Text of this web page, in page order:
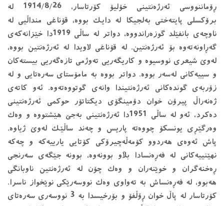
ڕۆماننووسی ئەرژەنتینی خۆلیۆ كۆرتاسار، 1914/8/26 لە
برۆكسلی پایتەختی بەلجیكا لە دایك بووە، قۆناغی منداڵیی لە
ناوچەی بانفێلد گوزەراندووە، دواتر لە ساڵی 1919دا خێزانەكەی
گەڕاونەتەوە بۆ ئەرژەنتین. لە قۆناغی لاویدا لە ئەرژەنتین بووە،
لەوێ شیعری نووسیوە و كاریگەریی تەوژمی تازەگەریی بیستەكان
و سییەكانی لەسەر بووە. دواتر بووە بە مامۆستای سەرەتایی و لە
زۆربەی گوندەكانی ئەرژەنتیندا وانەی گوتووەتەوە. ئەو کاتەی
ژەنەراڵ پیرۆن خوان دۆمینگۆی دیکتاتۆر حوکمی ئەرژەنتینی
دەکرد، ئەو لە ساڵی 1951دا ئەرژەنتینی بەجێ هێشتووە و وەك
وەرگێڕی یونسكۆ چووەتە پاریس و چەند ساڵێک لەوێ ژیاوە.
پاش ئەوەی هەردوو کۆمەڵەچیرۆکی کۆتایی یارییەکە و چەکە
نهێنییەکانی لە فەڕەنسادا بڵاو بوونەوە، بوونە جێگەی سەرنجی
ڕەخنەگران و خوێنەران و وەک چۆن لە ئەرژەنتین ناوبانگی
هەبوو، لە فەڕەنساش بە تەواوی وەک نووسەرێکی نوێخواز ناسرا.
کۆرتاسار لە پاڵ خوان ڕۆڵفۆ و بۆرخیسدا بە 3 نووسەری سەرەتای